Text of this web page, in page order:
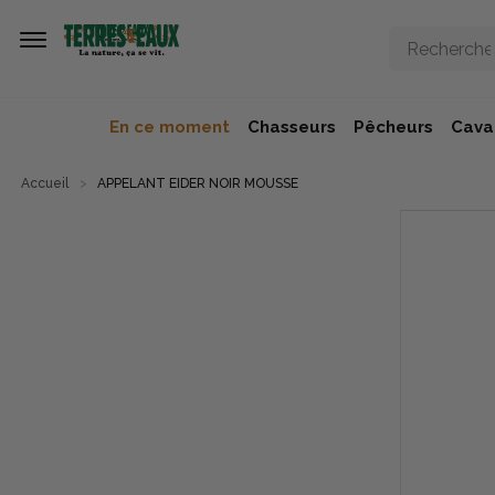
En ce moment Chasseurs Pêcheurs
Accueil APPELANT EIDER NOIR MOUSSE